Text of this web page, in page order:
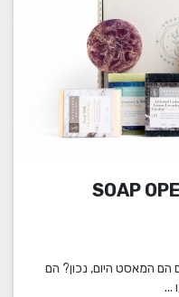
הם המאסט היום, נכון? הם
...